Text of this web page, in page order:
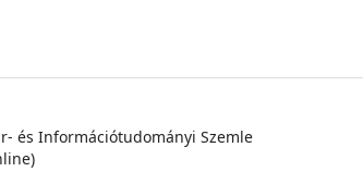
és Információtudományi Szemle